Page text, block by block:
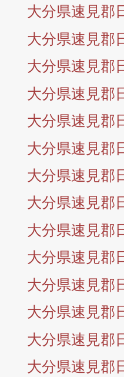
大分県速見郡
大分県速見郡
大分県速見郡
大分県速見郡
大分県速見郡
大分県速見郡
大分県速見郡
大分県速見郡
大分県速見郡
大分県速見郡
大分県速見郡
大分県速見郡
大分県速見郡
大分県速見郡